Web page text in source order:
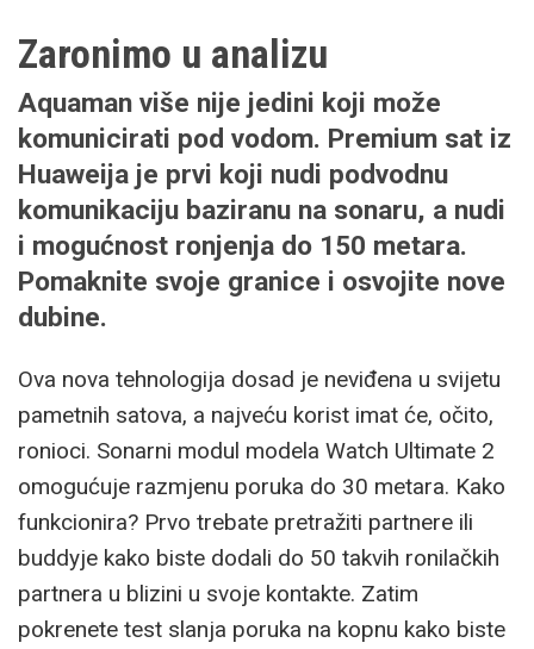
Zaronimo u analizu
Aquaman više nije jedini koji može
komunicirati pod vodom. Premium sat iz
Huaweija je prvi koji nudi podvodnu
komunikaciju baziranu na sonaru, a nudi
i mogućnost ronjenja do 150 metara.
Pomaknite svoje granice i osvojite nove
dubine.
Ova nova tehnologija dosad je neviđena u svijetu
pametnih satova, a najveću korist imat će, očito,
ronioci. Sonarni modul modela Watch Ultimate 2
omogućuje razmjenu poruka do 30 metara. Kako
funkcionira? Prvo trebate pretražiti partnere ili
buddyje kako biste dodali do 50 takvih ronilačkih
partnera u blizini u svoje kontakte. Zatim
pokrenete test slanja poruka na kopnu kako biste